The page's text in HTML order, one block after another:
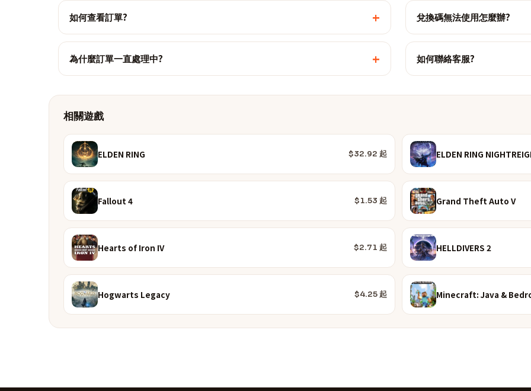
如何查看訂單? + 兌換碼無法使用怎麼辦?
為什麼訂單一直處理中? + 如何聯絡客服?
相關遊戲
ELDEN RING $32.92 起 ELDEN RING
Fallout 4 $1.53 起 Grand Theft Auto V
Hearts of Iron IV $2.71 起 HELLDIVERS 2
Hogwarts Legacy $4.25 起 Minecraft: Java &